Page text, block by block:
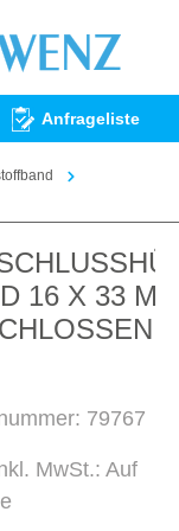
Anfrageliste
16 X 33
79767
MwSt.: Auf